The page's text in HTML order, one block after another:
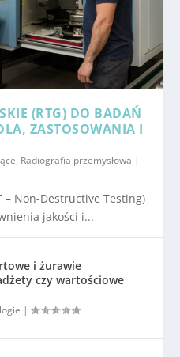
(RTG) DO BADAŃ
ZASTOSOWANIA I
, Radiografia przemysłowa |
– Non-Destructive Testing)
jakości i...
i żurawie
czy wartościowe
|